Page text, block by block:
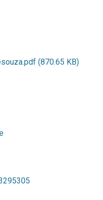
(870.65 KB)